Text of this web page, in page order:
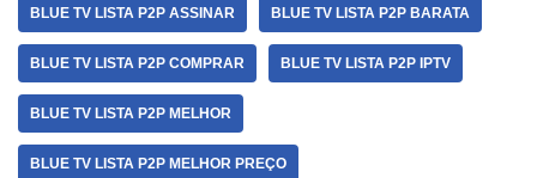
BLUE TV LISTA P2P ASSINAR BLUE TV LISTA P2P BARATA
BLUE TV LISTA P2P COMPRAR BLUE TV LISTA P2P IPTV
BLUE TV LISTA P2P MELHOR
BLUE TV LISTA P2P MELHOR PREÇO